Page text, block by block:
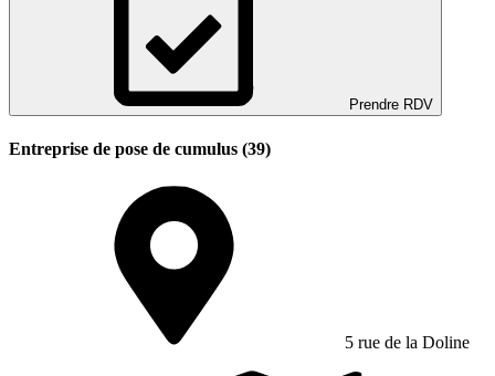
Prendre RDV
Entreprise de pose de cumulus (39)
5 rue de la Doline